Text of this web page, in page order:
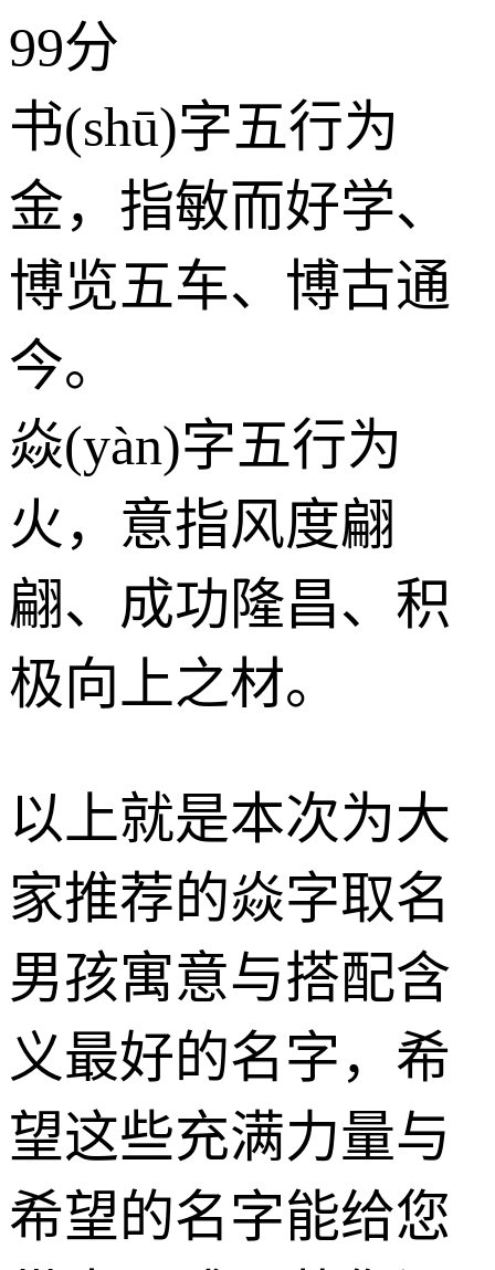
99分
书(shū)字五行为
金，指敏而好学、
博览五车、博古通
今。
焱(yàn)字五行为
火 ，意指风度翩
翩、成功隆昌、积
极向上之材。
以上就是本次为大
家推荐的焱字取名
男孩寓意与搭配含
义最好的名字，希
望这些充满力量与
希望的名字能给您